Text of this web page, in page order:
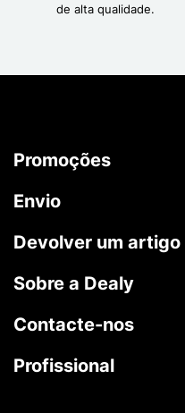
de alta qualidade.
Promoções
Envio
Devolver um artigo
Sobre a Dealy
Contacte-nos
Profissional